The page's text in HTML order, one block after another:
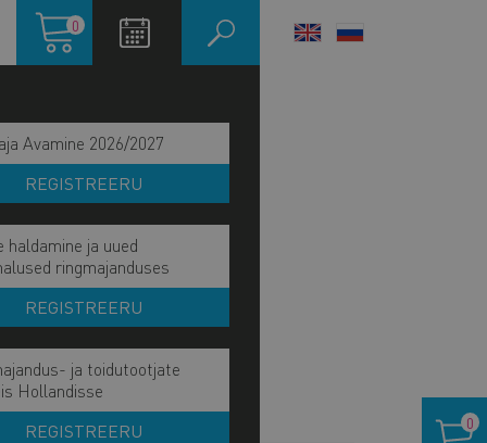
Ostukorv
0
Avamine 2026/2027
REGISTREERU
haldamine ja uued
ringmajanduses
REGISTREERU
ja toidutootjate
Hollandisse
REGISTREERU
LANGUAGE
0